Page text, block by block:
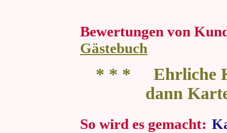
Bewertungen von
Gästebuch
* * * Ehrliche
dann
So wird es gemacht: